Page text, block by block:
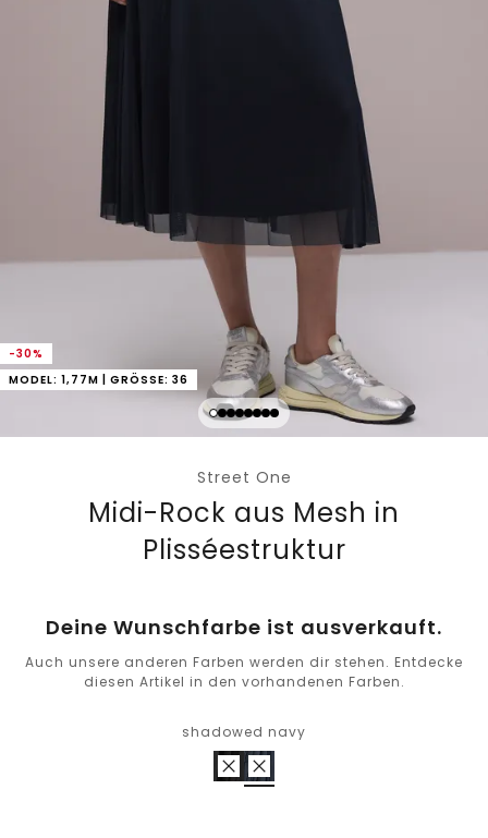
-30%
MODEL: 1,77M | GRÖSSE: 36
Street One
Midi-Rock aus Mesh in
Plisséestruktur
Deine Wunschfarbe ist ausverkauft.
Auch unsere anderen Farben werden dir stehen. Entdecke
diesen Artikel in den vorhandenen Farben.
shadowed navy